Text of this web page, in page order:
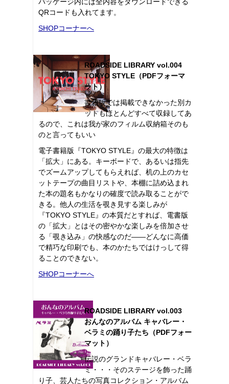
QRコードも入れてます。
SHOPコーナーへ
ROADSIDE LIBRARY vol.004
TOKYO STYLE（PDFフォーマ
ット）
書籍版では掲載できなかった別カ
ットもほとんどすべて収録してあ
るので、これは我が家のフィルム収納箱そのも
のと言ってもいい
電子書籍版『TOKYO STYLE』の最大の特徴は
「拡大」にある。キーボードで、あるいは指先
でズームアップしてもらえれば、机の上のカセ
ットテープの曲目リストや、本棚に詰め込まれ
た本の題名もかなりの確度で読み取ることがで
きる。他人の生活を覗き見する楽しみが
『TOKYO STYLE』の本質だとすれば、電書版
の「拡大」とはその密やかな楽しみを倍加させ
る「覗き込み」の快感なのだ――どんなに高価
で精巧な印刷でも、本のかたちではけっして得
ることのできない。
SHOPコーナーへ
ROADSIDE LIBRARY vol.003
おんなのアルバム キャバレー・
ベラミの踊り子たち（PDFフォー
マット）
伝説のグランドキャバレー・ベラ
ミ・・・そのステージを飾った踊
り子、芸人たちの写真コレクション・アルバム